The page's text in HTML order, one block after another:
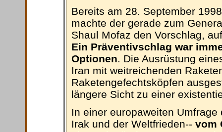
Bereits am 28. September 1998
machte der gerade zum
Shaul Mofaz den Vorschlag,
Ein Präventivschlag war
Optionen. Die Ausrüstung
Iran mit weitreichenden
Raketengefechtsköpfen
längere Sicht zu einer
In einer europaweiten
Irak und der Weltfrieden-- vom